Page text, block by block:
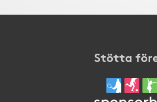
Stötta